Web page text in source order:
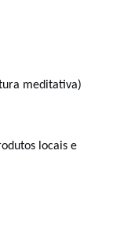
meditativa)
locais e